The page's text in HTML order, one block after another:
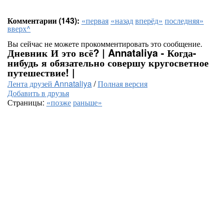
Комментарии (143): «первая «назадвперёд» последняя»
вверх^
Вы сейчас не можете прокомментировать это сообщение.
Дневник И это всё? | Annataliya - Когда-
нибудь я обязательно совершу кругосветное
путешествие! |
Лента друзей Annataliya/Полная версия
Добавить в друзья
Страницы: «позжераньше»